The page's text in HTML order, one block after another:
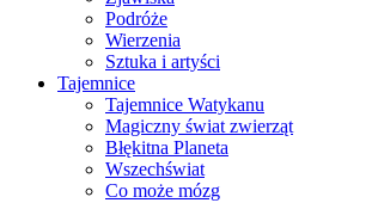
Podróże
Wierzenia
Sztuka i artyści
Tajemnice
Tajemnice Watykanu
Magiczny świat zwierząt
Błękitna Planeta
Wszechświat
Co może mózg